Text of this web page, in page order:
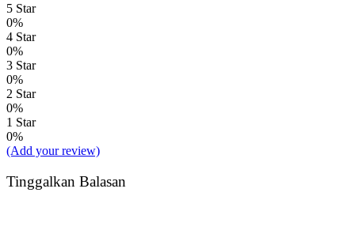
5 Star
0%
4 Star
0%
3 Star
0%
2 Star
0%
1 Star
0%
(Add your review)
Tinggalkan Balasan